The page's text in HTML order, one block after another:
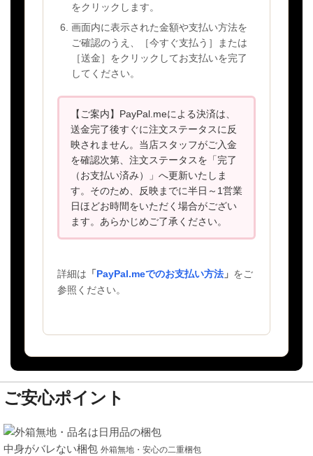
をクリックします。
画面内に表示された金額や支払い方法を
ご確認のうえ、［今すぐ支払う］または
［送金］をクリックしてお支払いを完了
してください。
【ご案内】PayPal.meによる決済は、
送金完了後すぐに注文ステータスに反
映されません。当店スタッフがご入金
を確認次第、注文ステータスを「完了
（お支払い済み）」へ更新いたしま
す。そのため、反映までに半日～1営業
日ほどお時間をいただく場合がござい
ます。あらかじめご了承ください。
詳細は 「 PayPal.meでのお支払い方法 」 をご
参照ください。
ご安心ポイント
中身がバレない梱包 外箱無地・安心の二重梱包